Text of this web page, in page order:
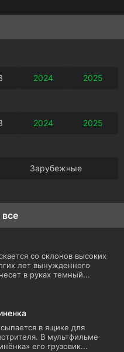
2024 2025
2024 2025
Зарубежные
со склонов высоких
лет вынужденного
в руках темный...
в ящике для
В мультфильме
его грузовик...